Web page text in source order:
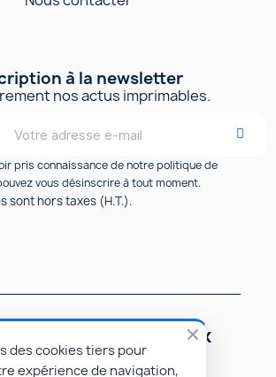
à la newsletter
nos actus imprimables.
pris connaissance de notre politique de
vous désinscrire à tout moment.
sont hors taxes (H.T.).
nous sur les réseaux
sociaux
des cookies tiers pour
expérience de navigation,